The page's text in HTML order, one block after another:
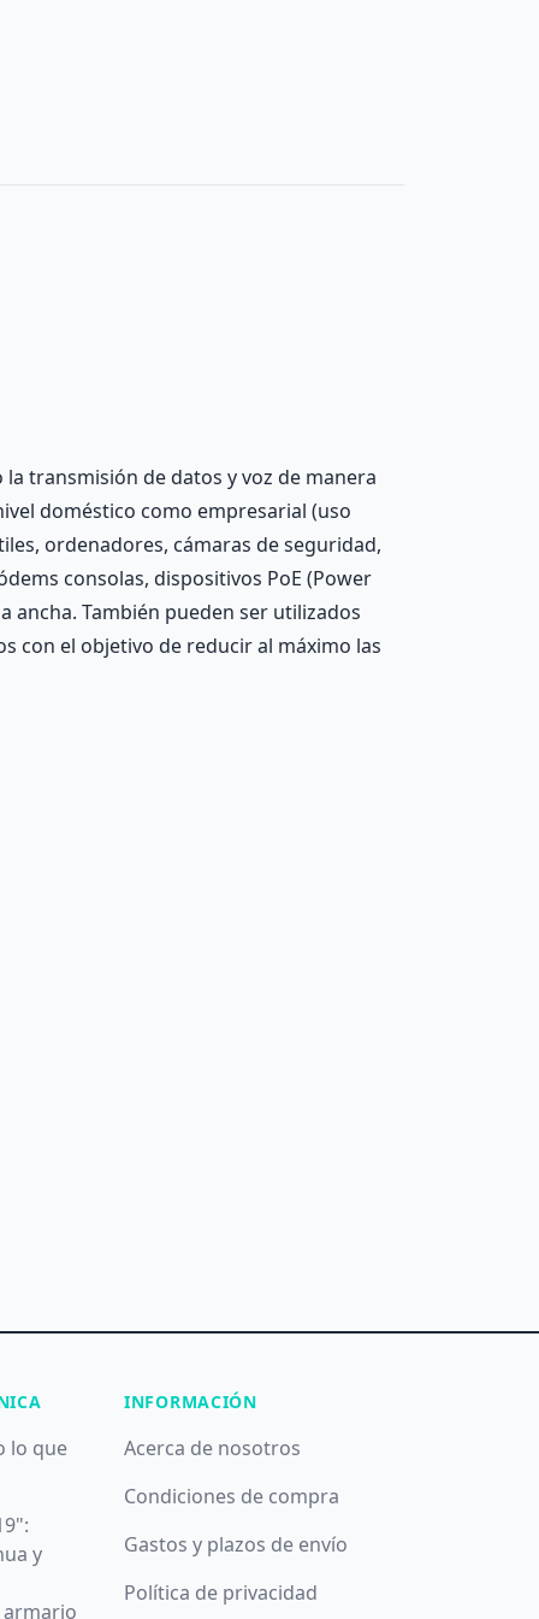
la transmisión de datos y voz de manera
doméstico como empresarial (uso
ordenadores, cámaras de seguridad,
consolas, dispositivos PoE (Power
También pueden ser utilizados
con el objetivo de reducir al máximo las
lo que
y
armario
INFORMACIÓN
Acerca de nosotros
Condiciones de compra
Gastos y plazos de envío
Política de privacidad